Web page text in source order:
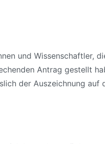
und Wissenschaftler,
Antrag gestellt
der Auszeichnung auf